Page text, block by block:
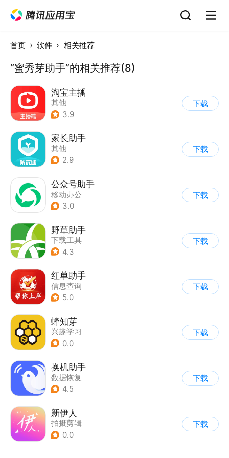
首页 软件 相关推荐
“蜜秀芽助手”的相关推荐(8)
淘宝主播
其他
3.9
下载
家长助手
其他
2.9
下载
公众号助手
移动办公
3.0
下载
野草助手
下载工具
4.3
下载
红单助手
信息查询
5.0
下载
蜂知芽
兴趣学习
0.0
下载
换机助手
数据恢复
4.5
下载
新伊人
拍摄剪辑
0.0
下载